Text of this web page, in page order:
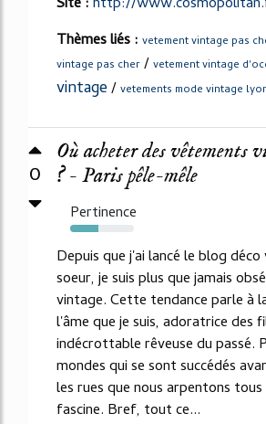
Thèmes liés : vetement vintage pas
vintage pas cher / vetement vintage
vintage/ vetements mode vintage
0
Où acheter des vêtements
? - Paris pêle-mêle
Pertinence
44%
Depuis que j'ai lancé le blog
soeur, je suis plus que jamais
vintage. Cette tendance parle à
l'âme que je suis, adoratrice des
indécrottable rêveuse du passé.
mondes qui se sont succédés
les rues que nous arpentons
fascine. Bref, tout ce...